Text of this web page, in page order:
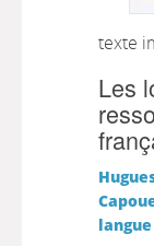
texte
Les